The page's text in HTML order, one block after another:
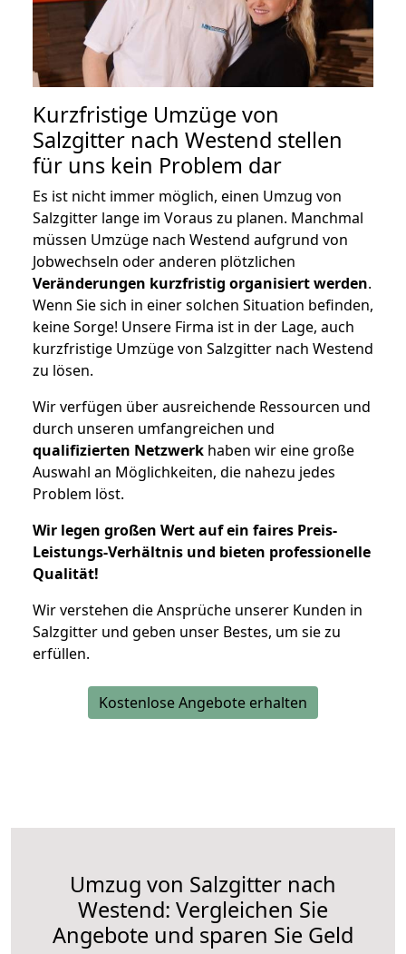
Kurzfristige Umzüge von
Salzgitter nach Westend stellen
für uns kein Problem dar
Es ist nicht immer möglich, einen Umzug von
Salzgitter lange im Voraus zu planen. Manchmal
müssen Umzüge nach Westend aufgrund von
Jobwechseln oder anderen plötzlichen
Veränderungen kurzfristig organisiert werden.
Wenn Sie sich in einer solchen Situation befinden,
keine Sorge! Unsere Firma ist in der Lage, auch
kurzfristige Umzüge von Salzgitter nach Westend
zu lösen.
Wir verfügen über ausreichende Ressourcen und
durch unseren umfangreichen und
qualifizierten Netzwerk haben wir eine große
Auswahl an Möglichkeiten, die nahezu jedes
Problem löst.
Wir legen großen Wert auf ein faires Preis-
Leistungs-Verhältnis und bieten professionelle
Qualität!
Wir verstehen die Ansprüche unserer Kunden in
Salzgitter und geben unser Bestes, um sie zu
erfüllen.
Kostenlose Angebote erhalten
Umzug von Salzgitter nach
Westend: Vergleichen Sie
Angebote und sparen Sie Geld